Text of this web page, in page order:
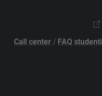
Call center / FAQ studenti